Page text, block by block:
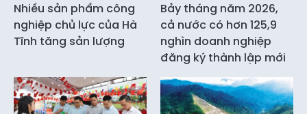
Nhiều sản phẩm công
nghiệp chủ lực của Hà
Tĩnh tăng sản lượng
Bảy tháng năm 2026,
cả nước có hơn 125,9
nghìn doanh nghiệp
đăng ký thành lập mới